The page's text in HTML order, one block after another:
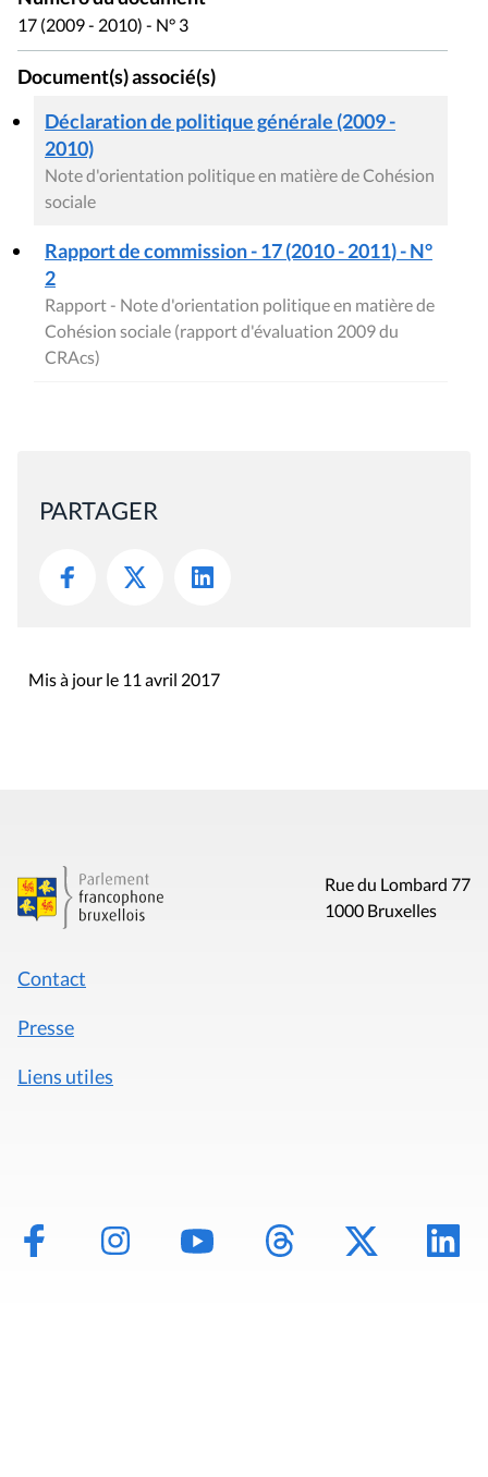
17 (2009 - 2010) - N° 3
Document(s) associé(s)
Déclaration de politique générale (2009 -
2010)
Note d'orientation politique en matière de Cohésion
sociale
Rapport de commission - 17 (2010 - 2011) - N°
2
Rapport - Note d'orientation politique en matière de
Cohésion sociale (rapport d'évaluation 2009 du
CRAcs)
PARTAGER
Mis à jour le 11 avril 2017
Rue du Lombard 77
1000 Bruxelles
Contact
Presse
Liens utiles